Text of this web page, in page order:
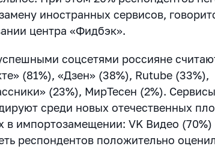
иностранных сервисов,
центра «Фидбэк».
соцсетями россияне
(81%), «Дзен» (38%), Rutube (33%),
(23%), МирТесен (2%).
среди новых отечественных
в импортозамещении: VK Видео
респондентов положительно